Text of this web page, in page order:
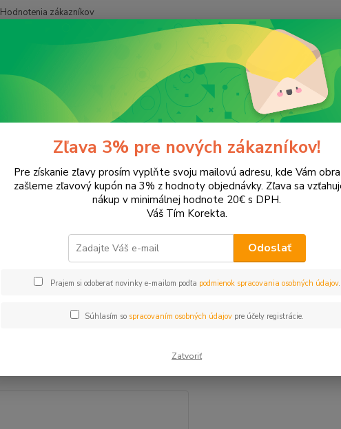
Hodnotenia zákazníkov
Tonery a náplne do tlačiarní XEROX Phaser 3052
Phaser 3052
Upresniť parametre
EUR Od
Zľava 3% pre nových zákazníkov!
Pre získanie zľavy prosím vyplňte svoju mailovú adresu, kde Vám
zašleme zľavový kupón na 3% z hodnoty objednávky. Zľava sa
nákup v minimálnej hodnote 20€ s DPH.
Váš Tím Korekta.
Odoslať
Prajem si odoberať novinky e-mailom podľa podmienok spracovania osobných údajov.
Súhlasím so spracovaním osobných údajovpre účely registrácie.
Zatvoriť